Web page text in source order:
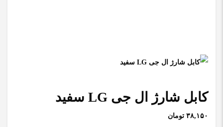
کابل شارژ ال جی LG سفید
۳۸,۱۵۰ تومان